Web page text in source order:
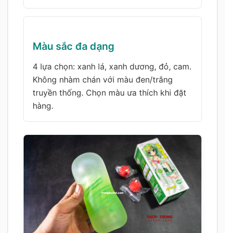
Màu sắc đa dạng
4 lựa chọn: xanh lá, xanh dương, đỏ, cam.
Không nhàm chán với màu đen/trắng
truyền thống. Chọn màu ưa thích khi đặt
hàng.